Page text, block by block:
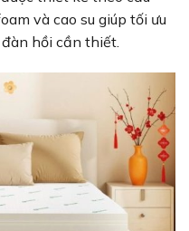
và cao su giúp tối ưu
hồi cần thiết.